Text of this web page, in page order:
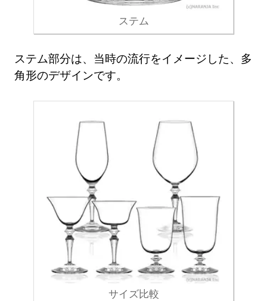
ステム
ステム部分は、当時の流行をイメージした、多
角形のデザインです。
サイズ比較